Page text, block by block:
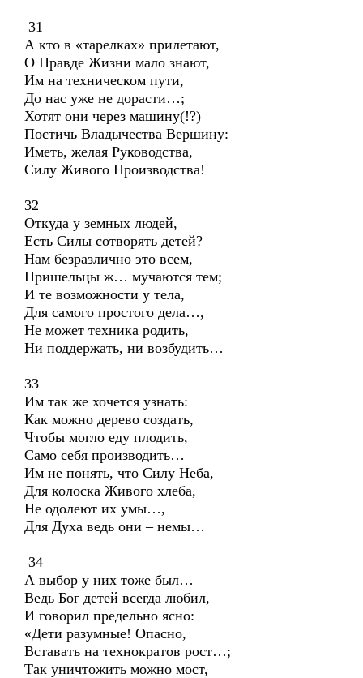
31
А кто в «тарелках» прилетают,
О Правде Жизни мало знают,
Им на техническом пути,
До нас уже не дорасти…;
Хотят они через машину(!?)
Постичь Владычества Вершину:
Иметь, желая Руководства,
Силу Живого Производства!
32
Откуда у земных людей,
Есть Силы сотворять детей?
Нам безразлично это всем,
Пришельцы ж… мучаются тем;
И те возможности у тела,
Для самого простого дела…,
Не может техника родить,
Ни поддержать, ни возбудить…
33
Им так же хочется узнать:
Как можно дерево создать,
Чтобы могло еду плодить,
Само себя производить…
Им не понять, что Силу Неба,
Для колоска Живого хлеба,
Не одолеют их умы…,
Для Духа ведь они – немы…
34
А выбор у них тоже был…
Ведь Бог детей всегда любил,
И говорил предельно ясно:
«Дети разумные! Опасно,
Вставать на технократов рост…;
Так уничтожить можно мост,